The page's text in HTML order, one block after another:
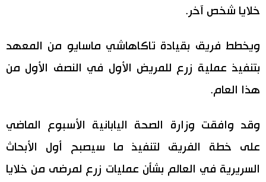
صور
تجارب وآراء
اقتصاد
مجتمع
الأكثر تفاعلا
اللغة اليابانية
موسوعة اليابان
المطبخ الياباني
تواصل معنا
خلايا شخص آخر.
ويخطط فريق بقيادة تاكاهاشي ماسايو من المعهد
بتنفيذ عملية زرع للمريض الأول في النصف الأول من
هذا العام.
وقد وافقت وزارة الصحة اليابانية الأسبوع الماضي
على خطة الفريق لتنفيذ ما سيصبح أول الأبحاث
السريرية في العالم بشأن عمليات زرع لمرضى من خلايا